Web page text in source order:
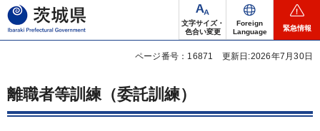
茨城県
文字サイズ・
色合い変更
Foreign
Language
緊急情報
ページ番号：16871 更新日:2026年7月30日
離職者等訓練（委託訓練）